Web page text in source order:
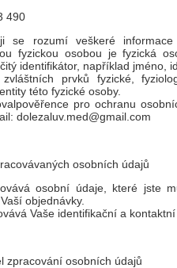
490
se rozumí veškeré
fyzickou osobou je fyzická
identifikátor, například jméno,
prvků fyzické,
této fyzické osoby.
pro ochranu
dolezaluv.med@gmail.com
osobních údajů
osobní údaje, které jste
objednávky.
Vaše identifikační a
zpracování osobních údajů